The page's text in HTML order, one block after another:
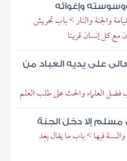
وإغوائه
والجنة والنار > باب تحريش
مع كل إنسان قرينا
على يديه العباد من
العلماء والحث على طلب العلم
إلا دخل الجنة
فيها > باب ما يقال بعد